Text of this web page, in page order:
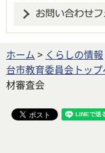
ホーム > くらしの情報
台市教育委員会トッ
材審査会